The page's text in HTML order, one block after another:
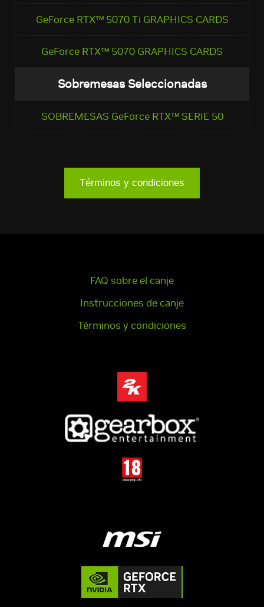
GeForce RTX™ 5070 Ti GRAPHICS CARDS
GeForce RTX™ 5070 GRAPHICS CARDS
Sobremesas Seleccionadas
SOBREMESAS GeForce RTX™ SERIE 50
Términos y condiciones
FAQ sobre el canje
Instrucciones de canje
Términos y condiciones